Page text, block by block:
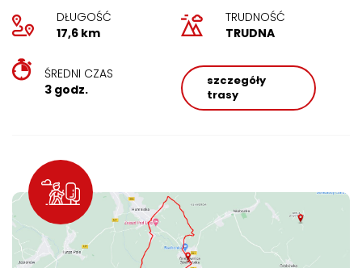
DŁUGOŚĆ
17,6 km
TRUDNOŚĆ
TRUDNA
ŚREDNI CZAS
3 godz.
szczegóły
trasy